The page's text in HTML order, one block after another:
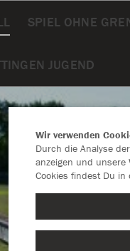
SPIEL OHNE
JUGEND
Wir verwenden
Durch die Analyse
anzeigen und unsere
Cookies findest Du in